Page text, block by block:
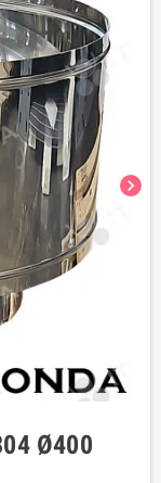
chevron_right
Ø400